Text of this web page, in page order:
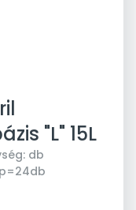
"L" 15L
db